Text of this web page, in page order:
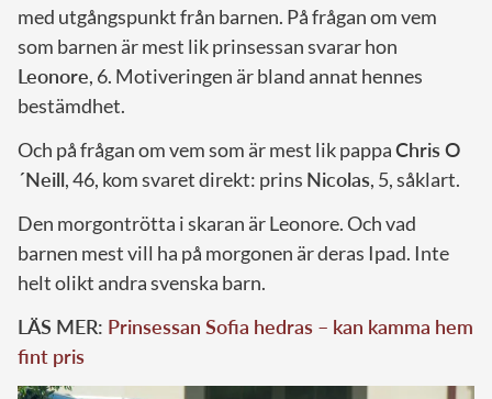
med utgångspunkt från barnen. På frågan om vem
som barnen är mest lik prinsessan svarar hon
Leonore, 6. Motiveringen är bland annat hennes
bestämdhet.
Och på frågan om vem som är mest lik pappaChris O
´Neill, 46, kom svaret direkt: prins Nicolas, 5, såklart.
Den morgontrötta i skaran är Leonore. Och vad
barnen mest vill ha på morgonen är deras Ipad. Inte
helt olikt andra svenska barn.
LÄS MER: Prinsessan Sofia hedras – kan kamma hem
fint pris